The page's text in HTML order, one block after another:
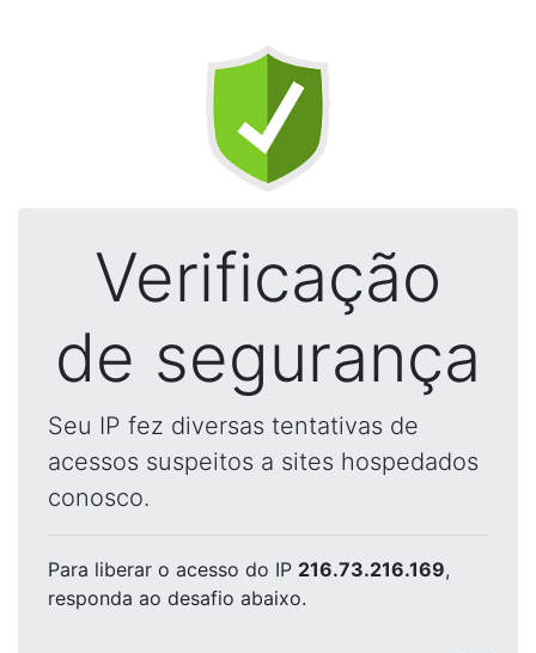
Verificação
de segurança
Seu IP fez diversas tentativas de
acessos suspeitos a sites hospedados
conosco.
Para liberar o acesso do IP 216.73.216.169,
responda ao desafio abaixo.